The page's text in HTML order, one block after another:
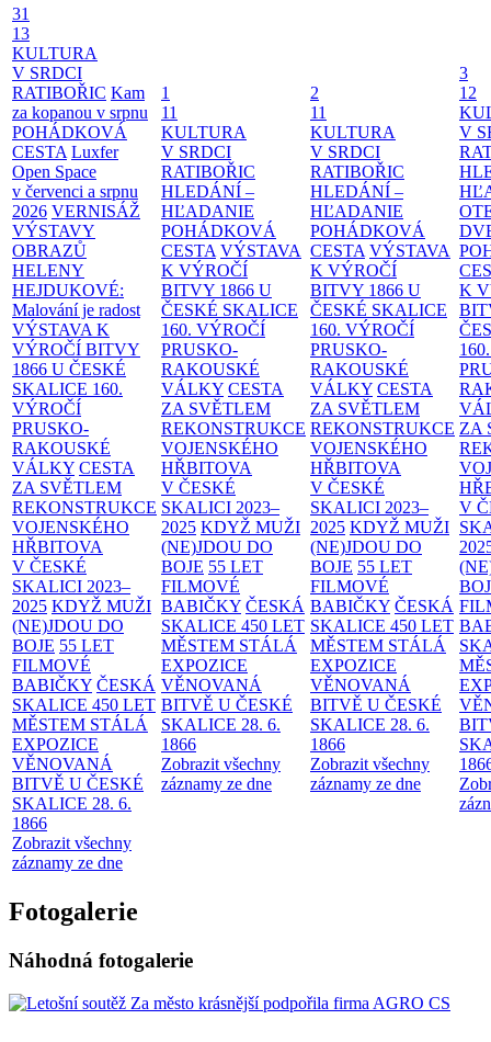
31
13
KULTURA
V SRDCI
RATIBOŘIC Kam
za kopanou v srpnu
POHÁDKOVÁ
CESTA Luxfer
Open Space
v červenci a srpnu
2026 VERNISÁŽ
VÝSTAVY
OBRAZŮ
HELENY
HEJDUKOVÉ:
Malování je radost
VÝSTAVA K
VÝROČÍ BITVY
1866 U ČESKÉ
SKALICE 160.
VÝROČÍ
PRUSKO-
RAKOUSKÉ
VÁLKY CESTA
ZA SVĚTLEM
REKONSTRUKCE
VOJENSKÉHO
HŘBITOVA
V ČESKÉ
SKALICI 2023–
2025 KDYŽ MUŽI
(NE)JDOU DO
BOJE 55 LET
FILMOVÉ
BABIČKY ČESKÁ
SKALICE 450 LET
MĚSTEM STÁLÁ
EXPOZICE
VĚNOVANÁ
BITVĚ U ČESKÉ
SKALICE 28. 6.
1866
Zobrazit všechny
záznamy ze dne
1
11
KULTURA
V SRDCI
RATIBOŘIC
HLEDÁNÍ –
HĽADANIE
POHÁDKOVÁ
CESTA VÝSTAVA
K VÝROČÍ
BITVY 1866 U
ČESKÉ SKALICE
160. VÝROČÍ
PRUSKO-
RAKOUSKÉ
VÁLKY CESTA
ZA SVĚTLEM
REKONSTRUKCE
VOJENSKÉHO
HŘBITOVA
V ČESKÉ
SKALICI 2023–
2025 KDYŽ MUŽI
(NE)JDOU DO
BOJE 55 LET
FILMOVÉ
BABIČKY ČESKÁ
SKALICE 450 LET
MĚSTEM STÁLÁ
EXPOZICE
VĚNOVANÁ
BITVĚ U ČESKÉ
SKALICE 28. 6.
1866
Zobrazit všechny
záznamy ze dne
2
11
KULTURA
V SRDCI
RATIBOŘIC
HLEDÁNÍ –
HĽADANIE
POHÁDKOVÁ
CESTA VÝSTAVA
K VÝROČÍ
BITVY 1866 U
ČESKÉ SKALICE
160. VÝROČÍ
PRUSKO-
RAKOUSKÉ
VÁLKY CESTA
ZA SVĚTLEM
REKONSTRUKCE
VOJENSKÉHO
HŘBITOVA
V ČESKÉ
SKALICI 2023–
2025 KDYŽ MUŽI
(NE)JDOU DO
BOJE 55 LET
FILMOVÉ
BABIČKY ČESKÁ
SKALICE 450 LET
MĚSTEM STÁLÁ
EXPOZICE
VĚNOVANÁ
BITVĚ U ČESKÉ
SKALICE 28. 6.
1866
Zobrazit všechny
záznamy ze dne
3
12
V
K
ZA
V
Fotogalerie
Náhodná fotogalerie